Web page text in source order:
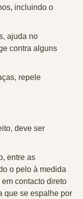
incluindo o
ajuda no
contra alguns
repele
deve ser
entre as
o pelo à medida
contacto direto
que se espalhe por